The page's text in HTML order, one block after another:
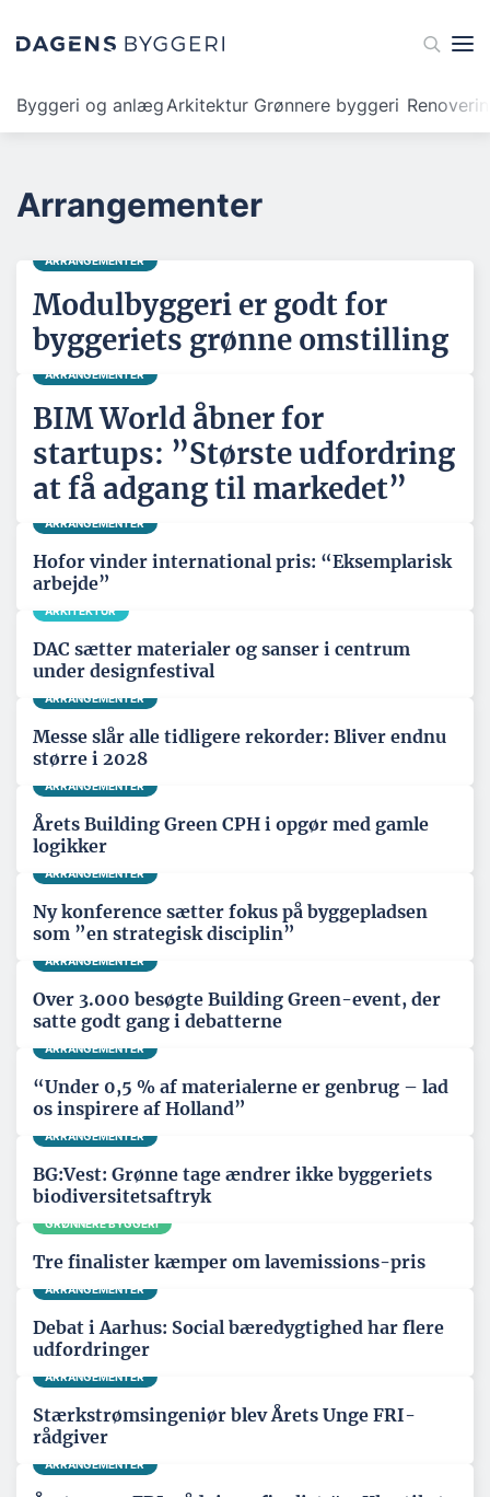
Byggeri og anlægArkitektur Grønnere byggeri
Arrangementer
ARRANGEMENTER
Modulbyggeri er godt for
byggeriets grønne omstilling
ARRANGEMENTER
BIM World åbner for
startups: ”Største udfordring
at få adgang til markedet”
ARRANGEMENTER
Hofor vinder international pris: “Eksemplarisk
arbejde”
ARKITEKTUR
DAC sætter materialer og sanser i centrum
under designfestival
ARRANGEMENTER
Messe slår alle tidligere rekorder: Bliver endnu
større i 2028
ARRANGEMENTER
Årets Building Green CPH i opgør med gamle
logikker
ARRANGEMENTER
Ny konference sætter fokus på byggepladsen
som ”en strategisk disciplin”
ARRANGEMENTER
Over 3.000 besøgte Building Green-event, der
satte godt gang i debatterne
ARRANGEMENTER
“Under 0,5 % af materialerne er genbrug – lad
os inspirere af Holland”
ARRANGEMENTER
BG:Vest: Grønne tage ændrer ikke byggeriets
biodiversitetsaftryk
GRØNNERE BYGGERI
Tre finalister kæmper om lavemissions-pris
ARRANGEMENTER
Debat i Aarhus: Social bæredygtighed har flere
udfordringer
ARRANGEMENTER
Stærkstrømsingeniør blev Årets Unge FRI-
rådgiver
ARRANGEMENTER